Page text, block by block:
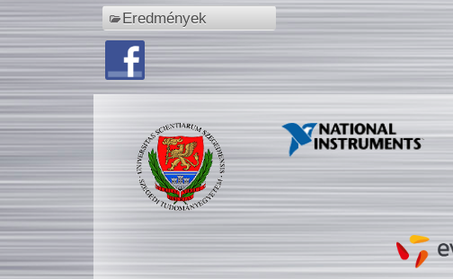
Eredmények